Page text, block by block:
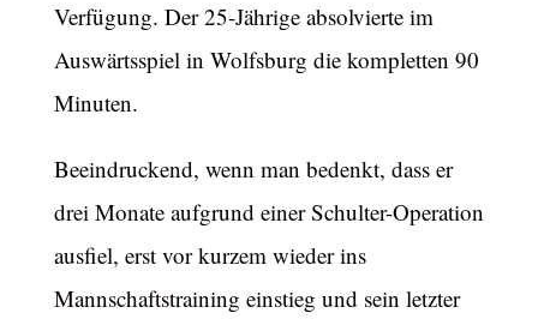
Verfügung. Der 25-Jährige absolvierte im
Auswärtsspiel in Wolfsburg die kompletten 90
Minuten.
Beeindruckend, wenn man bedenkt, dass er
drei Monate aufgrund einer Schulter-Operation
ausfiel, erst vor kurzem wieder ins
Mannschaftstraining einstieg und sein letzter